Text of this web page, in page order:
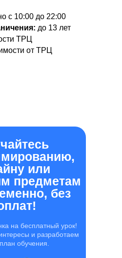
с 10:00 до 22:00
до 13 лет
ТРЦ
от ТРЦ
на бесплатный урок!
и разработаем
обучения.
или
предметам
без